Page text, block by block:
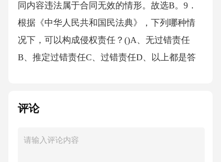
同内容违法属于合同无效的情形。故选B。9．
根据《中华人民共和国民法典》，下列哪种情
况下，可以构成侵权责任？()A、无过错责任
B、推定过错责任C、过错责任D、以上都是答
(2)行为具有过错；(3)行为与损害事实之间存在
定过错责任和无过错责任。故选D。10．根据
评论